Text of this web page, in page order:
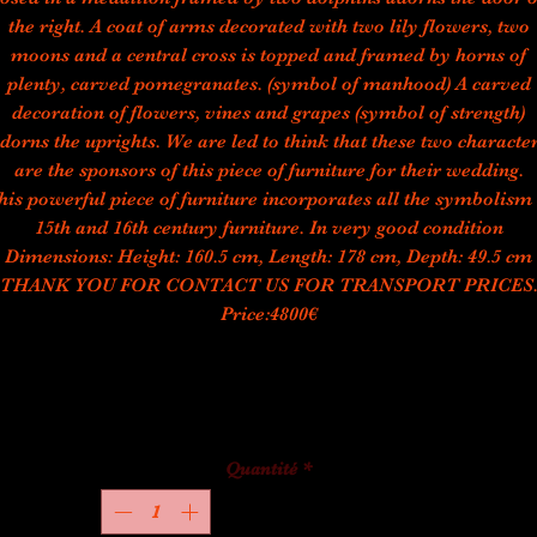
the right. A coat of arms decorated with two lily flowers, two
moons and a central cross is topped and framed by horns of
plenty, carved pomegranates. (symbol of manhood) A carved
decoration of flowers, vines and grapes (symbol of strength)
the uprights. We are led to think that these two
are the sponsors of this piece of furniture for their wedding.
powerful piece of furniture incorporates all the symbolism
15th and 16th century furniture. In very good condition
Dimensions: Height: 160.5 cm, Length: 178 cm, Depth: 49.5 cm
THANK YOU FOR CONTACT US FOR TRANSPORT PRICES.
Price:4800€
Quantité *